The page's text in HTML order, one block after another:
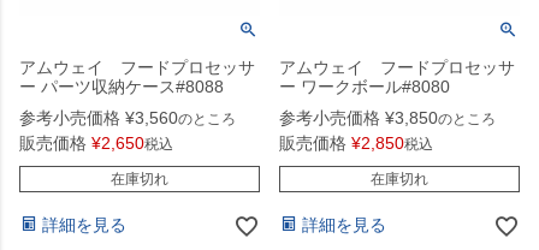
アムウェイ フードプロセッサ
ー パーツ収納ケース#8088
参考小売価格 ¥3,560のところ
販売価格 ¥2,650税込
在庫切れ
詳細を見る
アムウェイ フードプロセッサ
ー ワークボール#8080
参考小売価格 ¥3,850のところ
販売価格 ¥2,850税込
在庫切れ
詳細を見る